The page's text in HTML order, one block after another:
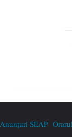
Anunțuri SEAP